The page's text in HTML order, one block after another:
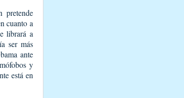
pretende
cuanto a
librará a
ser más
ante
y
está en